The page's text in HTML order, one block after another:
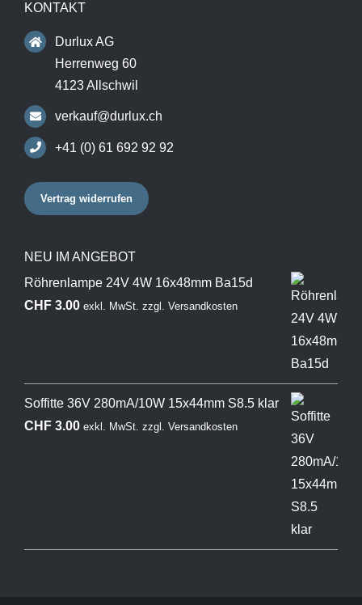
KONTAKT
Durlux AG
Herrenweg 60
4123 Allschwil
verkauf@durlux.ch
+41 (0) 61 692 92 92
Vertrag widerrufen
NEU IM ANGEBOT
Röhrenlampe 24V 4W 16x48mm Ba15d
CHF3.00 exkl. MwSt. zzgl. Versandkosten
Soffitte 36V 280mA/10W 15x44mm S8.5 klar
CHF3.00 exkl. MwSt. zzgl. Versandkosten